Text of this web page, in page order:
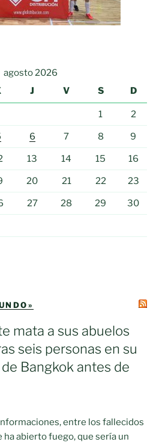
agosto 2026
J V S D
1 2
6 7 8 9
13 14 15 16
20 21 22 23
27 28 29 30
mata a sus abuelos
seis personas en su
Bangkok antes de
entre los fallecidos
ha abierto fuego, que sería un